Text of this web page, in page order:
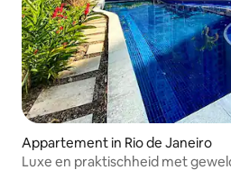
Appartement in Rio de Janeiro
Luxe en praktischheid met